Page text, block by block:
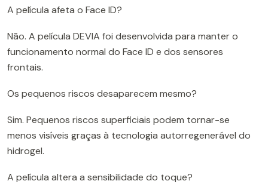
A película afeta o Face ID?
Não. A película DEVIA foi desenvolvida para manter o
funcionamento normal do Face ID e dos sensores
frontais.
Os pequenos riscos desaparecem mesmo?
Sim. Pequenos riscos superficiais podem tornar-se
menos visíveis graças à tecnologia autorregenerável do
hidrogel.
A película altera a sensibilidade do toque?